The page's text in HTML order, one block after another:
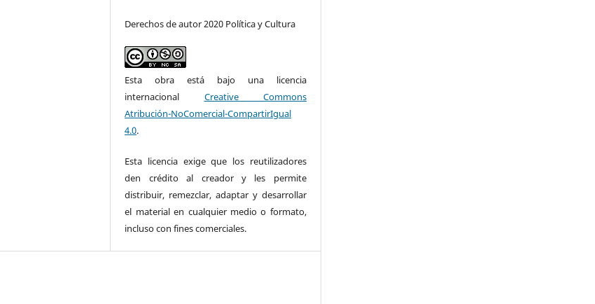
Derechos de autor 2020 Política y Cultura
Esta obra está bajo una licencia
internacional Creative Commons
Atribución-NoComercial-CompartirIgual
4.0.
Esta licencia exige que los reutilizadores
den crédito al creador y les permite
distribuir, remezclar, adaptar y desarrollar
el material en cualquier medio o formato,
incluso con fines comerciales.